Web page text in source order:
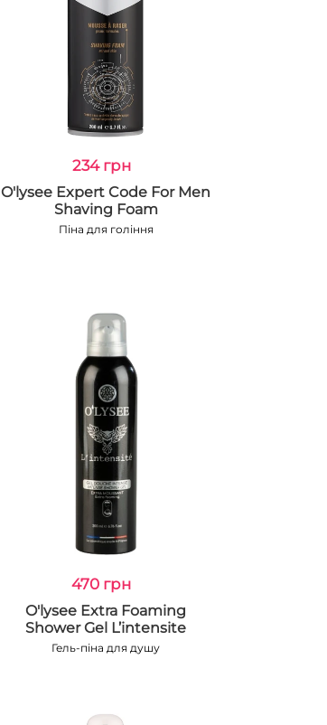
234 грн
O'lysee Expert Code For Men
Shaving Foam
Піна для гоління
470 грн
O'lysee Extra Foaming
Shower Gel L’intensite
Гель-піна для душу